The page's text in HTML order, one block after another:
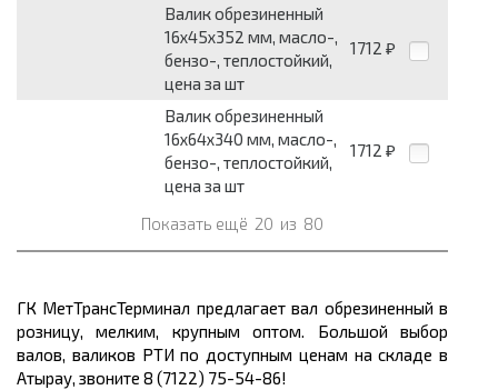
Валик обрезиненный
16x45x352 мм, масло-,
бензо-, теплостойкий,
цена за шт
1712 ₽
Валик обрезиненный
16x64x340 мм, масло-,
бензо-, теплостойкий,
цена за шт
1712 ₽
Показать ещё 20 из 80
ГК МетТрансТерминал предлагает вал обрезиненный в
розницу, мелким, крупным оптом. Большой выбор
валов, валиков РТИ по доступным ценам на складе в
Атырау, звоните 8 (7122) 75-54-86!